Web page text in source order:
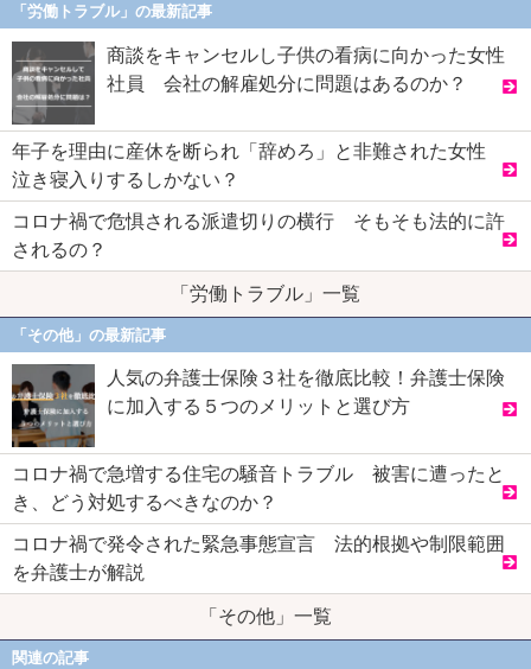
「労働トラブル」の最新記事
商談をキャンセルし子供の看病に向かった女性
社員 会社の解雇処分に問題はあるのか？
年子を理由に産休を断られ「辞めろ」と非難された女性
泣き寝入りするしかない？
コロナ禍で危惧される派遣切りの横行 そもそも法的に許
されるの？
「労働トラブル」一覧
「その他」の最新記事
人気の弁護士保険３社を徹底比較！弁護士保険
に加入する５つのメリットと選び方
コロナ禍で急増する住宅の騒音トラブル 被害に遭ったと
き、どう対処するべきなのか？
コロナ禍で発令された緊急事態宣言 法的根拠や制限範囲
を弁護士が解説
「その他」一覧
関連の記事